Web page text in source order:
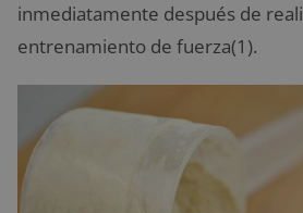
inmediatamente después de
entrenamiento de fuerza(1).